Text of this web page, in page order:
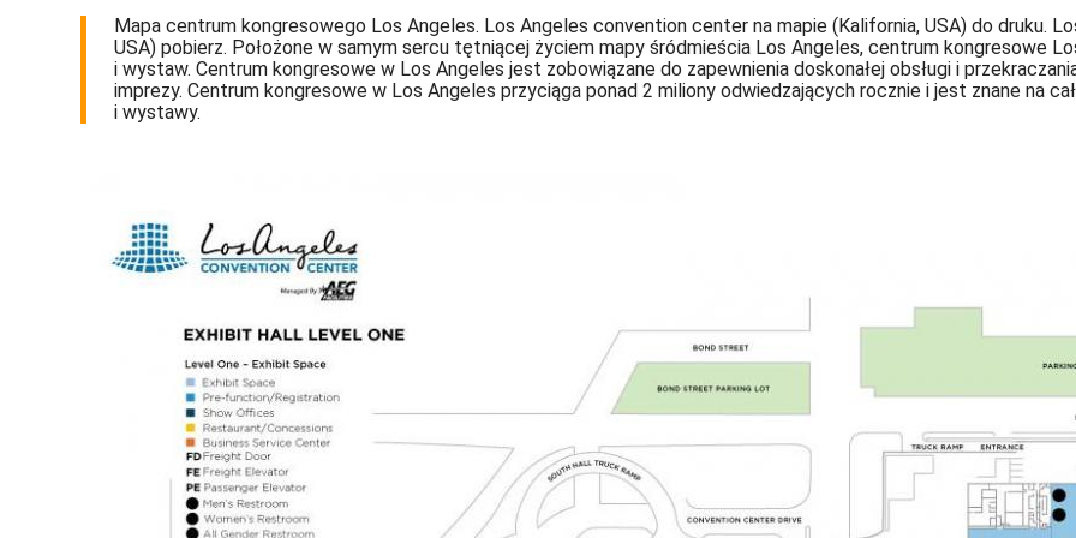
Mapa centrum kongresowego Los Angeles. Los Angeles convention center na mapie (Kalifornia, USA) do druku.
USA) pobierz. Położone w samym sercu tętniącej życiem mapy śródmieścia Los Angeles, centrum kongresowe
i wystaw. Centrum kongresowe w Los Angeles jest zobowiązane do zapewnienia doskonałej obsługi i
imprezy. Centrum kongresowe w Los Angeles przyciąga ponad 2 miliony odwiedzających rocznie i jest znane na
i wystawy.